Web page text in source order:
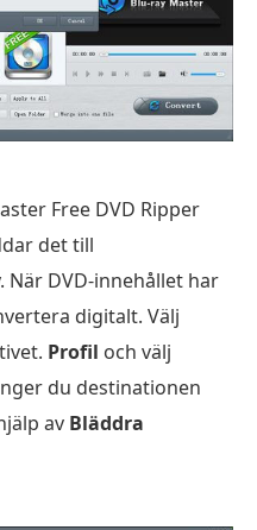
Free DVD Ripper
det till
DVD-innehållet har
digitalt. Välj
Profil och välj
du destinationen
av Bläddra